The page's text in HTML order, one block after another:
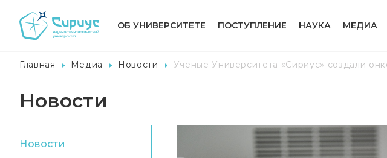
ОБ УНИВЕРСИТЕТЕ ПОСТУПЛЕНИЕ НАУКА МЕДИА
Главная Медиа Новости Ученые Университета «Сириус» создали
Новости
Новости